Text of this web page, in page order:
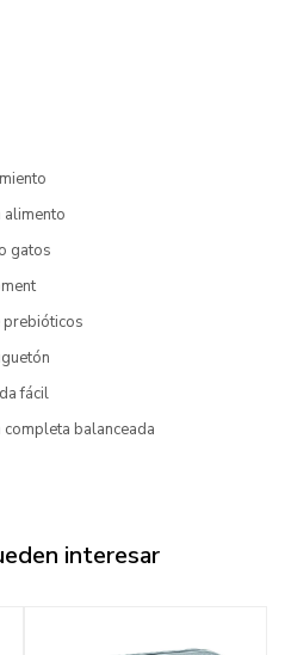
alimento
gatos
fácil
balanceada
interesar